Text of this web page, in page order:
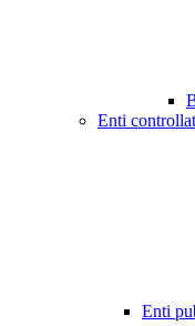
Enti
Enti